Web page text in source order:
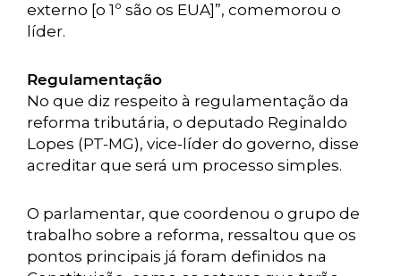
externo [o 1º são os EUA]”, comemorou o
líder.
Regulamentação
No que diz respeito à regulamentação da
reforma tributária, o deputado Reginaldo
Lopes (PT-MG), vice-líder do governo, disse
acreditar que será um processo simples.
O parlamentar, que coordenou o grupo de
trabalho sobre a reforma, ressaltou que os
pontos principais já foram definidos na